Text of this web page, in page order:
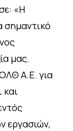
«Η
σημαντικό
μας.
Α.Ε. για
και
εργασιών,